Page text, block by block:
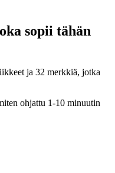
sopii tähän
ja 32 merkkiä, jotka
ohjattu 1-10 minuutin